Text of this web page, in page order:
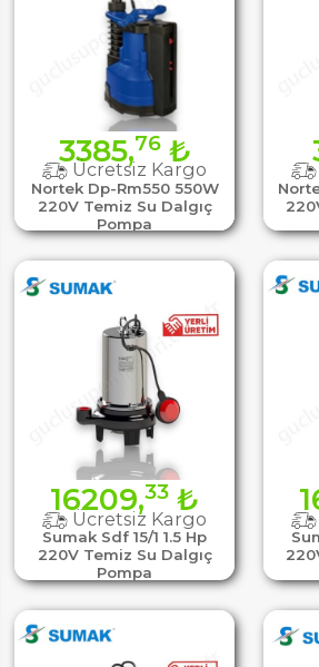
Nortek Dp-Rm550 550W
220V Temiz Su Dalgıç
Pompa
3385,76₺
Ücretsiz Kargo
Sumak Sdf 15/1 1.5 Hp
220V Temiz Su Dalgıç
Pompa
16209,33 ₺
Ücretsiz Kargo